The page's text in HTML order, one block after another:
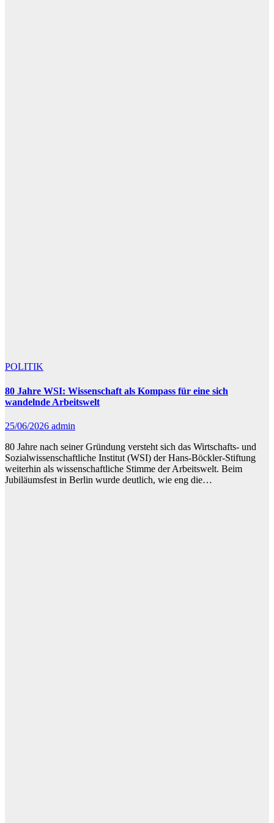
POLITIK
80 Jahre WSI: Wissenschaft als Kompass für eine sich
wandelnde Arbeitswelt
25/06/2026 admin
80 Jahre nach seiner Gründung versteht sich das Wirtschafts- und
Sozialwissenschaftliche Institut (WSI) der Hans-Böckler-Stiftung
weiterhin als wissenschaftliche Stimme der Arbeitswelt. Beim
Jubiläumsfest in Berlin wurde deutlich, wie eng die…